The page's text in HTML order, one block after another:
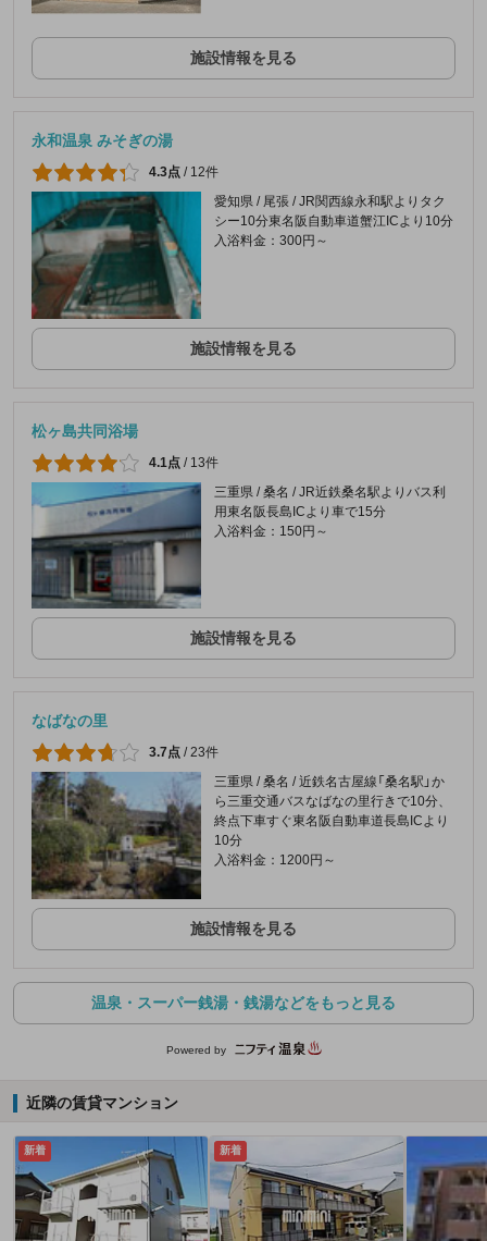
施設情報を見る
永和温泉 みそぎの湯
4.3点 / 12件
愛知県 / 尾張 / JR関西線永和駅よりタク
シー10分東名阪自動車道蟹江ICより10分
入浴料金：300円～
施設情報を見る
松ヶ島共同浴場
4.1点 / 13件
三重県 / 桑名 / JR近鉄桑名駅よりバス利
用東名阪長島ICより車で15分
入浴料金：150円～
施設情報を見る
なばなの里
3.7点 /23件
三重県 / 桑名 / 近鉄名古屋線「桑名駅」か
ら三重交通バスなばなの里行きで10分、
終点下車すぐ東名阪自動車道長島ICより
10分
入浴料金：1200円～
施設情報を見る
温泉・スーパー銭湯・銭湯などをもっと見る
Powered by
近隣の賃貸マンション
新着 新着